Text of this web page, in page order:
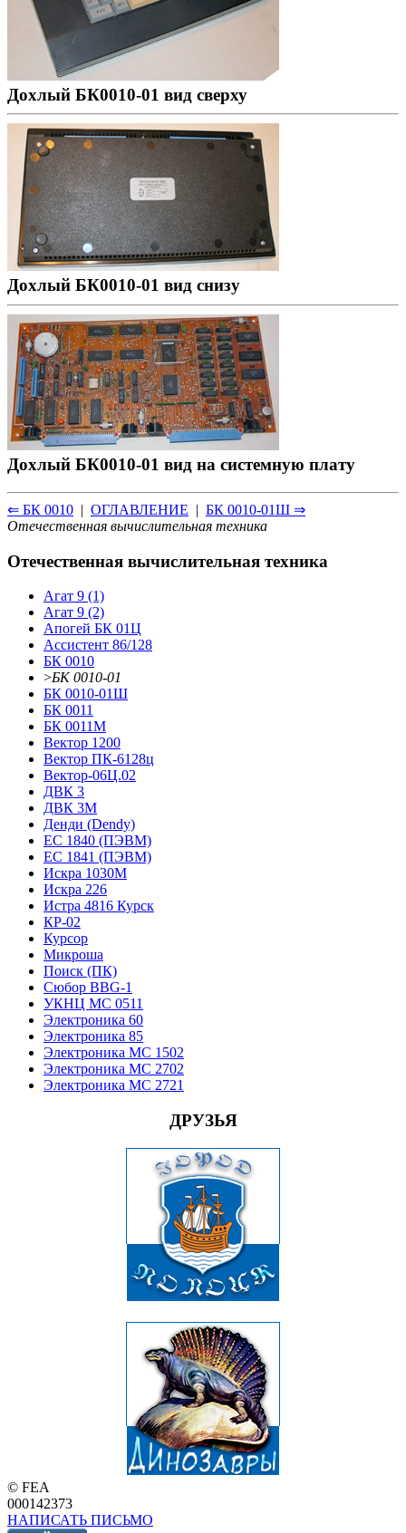
Дохлый БК0010-01 вид сверху
Дохлый БК0010-01 вид снизу
Дохлый БК0010-01 вид на системную плату
⇐ БК 0010 | ОГЛАВЛЕНИЕ | БК 0010-01Ш ⇒
Отечественная вычислительная техника
Отечественная вычислительная техника
Агат 9 (1)
Агат 9 (2)
Апогей БК 01Ц
Ассистент 86/128
БК 0010
>БК 0010-01
БК 0010-01Ш
БК 0011
БК 0011М
Вектор 1200
Вектор ПК-6128ц
Вектор-06Ц.02
ДВК 3
ДВК 3М
Денди (Dendy)
ЕС 1840 (ПЭВМ)
ЕС 1841 (ПЭВМ)
Искра 1030М
Искра 226
Истра 4816 Курск
КР-02
Курсор
Микроша
Поиск (ПК)
Сюбор BBG-1
УКНЦ МС 0511
Электроника 60
Электроника 85
Электроника МС 1502
Электроника МС 2702
Электроника МС 2721
ДРУЗЬЯ
© FEA
000142373
НАПИСАТЬ ПИСЬМО